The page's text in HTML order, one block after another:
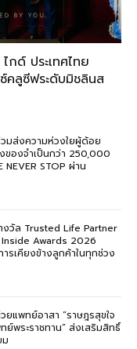
กด์ ประเทศไทย
คลูซีฟระดับมิชลินส
มส่งความห่วงใยผู้ด้อย
องจำเป็นกว่า 250,000
NEVER STOP ผ่าน
วัล Trusted Life Partner
Inside Awards 2026
รเคียงข้างลูกค้าในทุกช่วง
แพทย์อาสา “ราษฎรสุขใจ
พระราชทาน” ส่งเสริมสิทธิ์
ม